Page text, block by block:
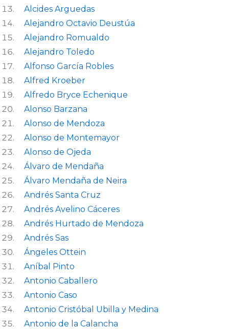
Alcides Arguedas
Alejandro Octavio Deustúa
Alejandro Romualdo
Alejandro Toledo
Alfonso García Robles
Alfred Kroeber
Alfredo Bryce Echenique
Alonso Barzana
Alonso de Mendoza
Alonso de Montemayor
Alonso de Ojeda
Álvaro de Mendaña
Álvaro Mendaña de Neira
Andrés Santa Cruz
Andrés Avelino Cáceres
Andrés Hurtado de Mendoza
Andrés Sas
Ángeles Ottein
Aníbal Pinto
Antonio Caballero
Antonio Caso
Antonio Cristóbal Ubilla y Medina
Antonio de la Calancha